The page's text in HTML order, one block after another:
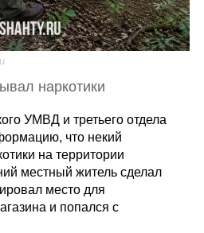
Карты
наркотики
УМВД и третьего отдела
что некий
на территории
местный житель сделал
место для
и попался с